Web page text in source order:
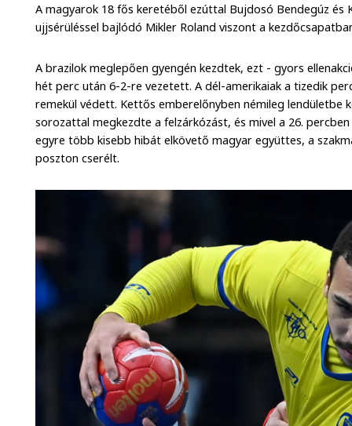
A magyarok 18 fős keretéből ezúttal Bujdosó Bendegúz és
ujjsérüléssel bajlódó Mikler Roland viszont a
A brazilok meglepően gyengén kezdtek, ezt - gyors
hét perc után 6-2-re vezetett. A dél-amerikaiak a tizedik
remekül védett. Kettős emberelőnyben némileg lendületbe
sorozattal megkezdte a felzárkózást, és mivel a 26.
egyre több kisebb hibát elkövető magyar együttes, a
poszton cserélt.